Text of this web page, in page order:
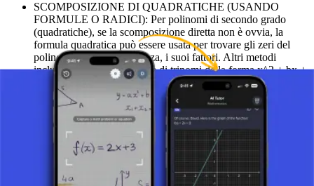
SCOMPOSIZIONE DI QUADRATICHE (USANDO
FORMULE O RADICI): Per polinomi di secondo grado
(quadratiche), se la scomposizione diretta non è ovvia, la
formula quadratica può essere usata per trovare gli zeri del
polinomio, e di conseguenza, i suoi fattori. Altri metodi
includono la scomposizione di trinomi della forma x^2 + bx +
Esempio (Differenza di Quadrati): x^2 - 9 = (x - 3)(x + 3)
Esempio (Trinomio Quadrato Perfetto): x^2 + 6x + 9 = (x + 3)^2
Importanza e Applicazioni